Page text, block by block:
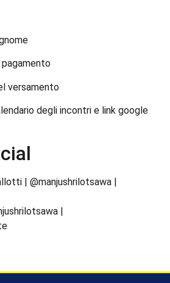
versamento
degli incontri e link google
| @manjushrilotsawa |
|